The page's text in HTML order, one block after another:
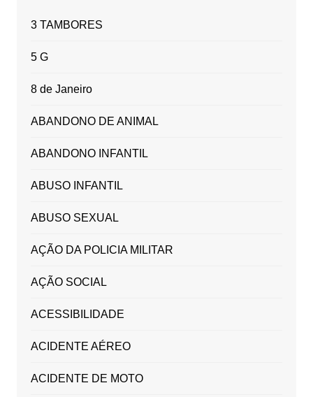
3 TAMBORES
5 G
8 de Janeiro
ABANDONO DE ANIMAL
ABANDONO INFANTIL
ABUSO INFANTIL
ABUSO SEXUAL
AÇÃO DA POLICIA MILITAR
AÇÃO SOCIAL
ACESSIBILIDADE
ACIDENTE AÉREO
ACIDENTE DE MOTO